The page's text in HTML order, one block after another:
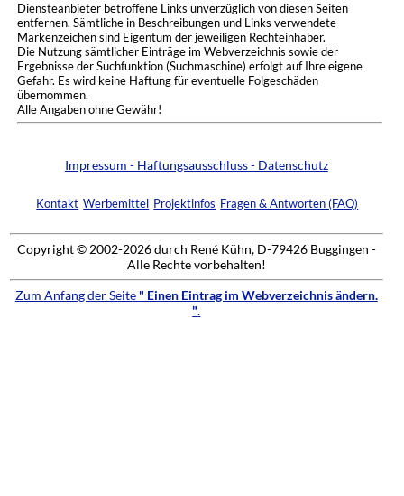
Diensteanbieter betroffene Links unverzüglich von diesen Seiten
entfernen. Sämtliche in Beschreibungen und Links verwendete
Markenzeichen sind Eigentum der jeweiligen Rechteinhaber.
Die Nutzung sämtlicher Einträge im Webverzeichnis sowie der
Ergebnisse der Suchfunktion (Suchmaschine) erfolgt auf Ihre eigene
Gefahr. Es wird keine Haftung für eventuelle Folgeschäden
übernommen.
Alle Angaben ohne Gewähr!
Impressum - Haftungsausschluss - Datenschutz
Kontakt Werbemittel Projektinfos Fragen & Antworten (FAQ)
Copyright © 2002-2026 durch René Kühn, D-79426 Buggingen -
Alle Rechte vorbehalten!
Zum Anfang der Seite " Einen Eintrag im Webverzeichnis ändern.
".